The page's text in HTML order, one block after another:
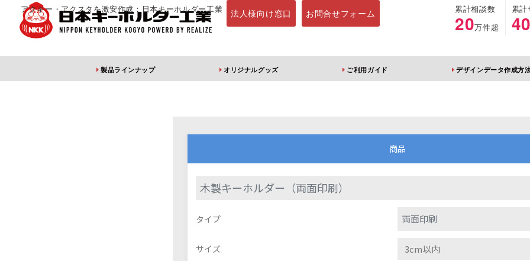
アクキー・アクスタを激安作成：日本キーホルダー工業 法人様向け窓口 お問合せフォーム 累計相談数
20万件超
累
製品ラインナップ オリジナルグッズ ご利用ガイド デザインデータ作成方
アクリルキーホルダー
アクリルスタンド 片
面印刷 無地台座
商品
木製キーホルダー（両面印刷）
タイプ 両面印刷
サイズ